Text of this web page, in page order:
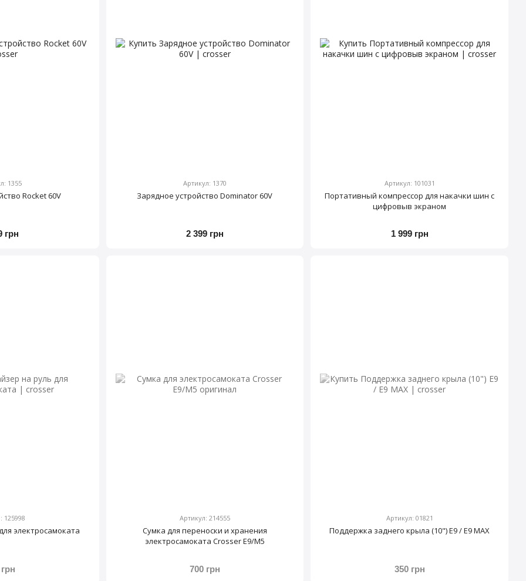
1355
Rocket 60V
грн
Артикул: 1370
Зарядное устройство Dominator 60V
2 399 грн
Артикул: 101031
Портативный компрессор для накачки шин с
цифровыв экраном
1 999 грн
125998
электросамоката
Артикул: 214555
Сумка для переноски и хранения
электросамоката Crosser E9/M5
700 грн
Артикул: 01821
Поддержка заднего крыла (10") E9 / E9 MAX
350 грн